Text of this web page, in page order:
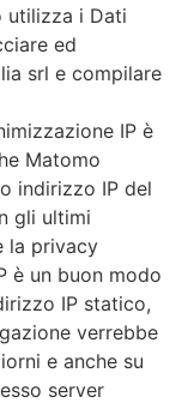
utilizza i Dati
ed
srl e compilare
IP è
Matomo
indirizzo IP del
gli ultimi
la privacy
è un buon modo
IP statico,
verrebbe
e anche su
server